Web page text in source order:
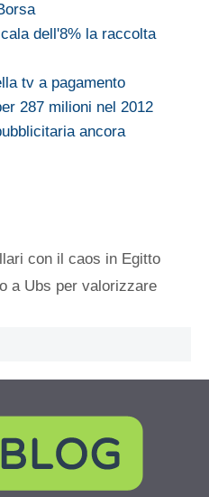
dell'8% la raccolta
tv a pagamento
287 milioni nel 2012
ancora
con il caos in Egitto
a Ubs per valorizzare